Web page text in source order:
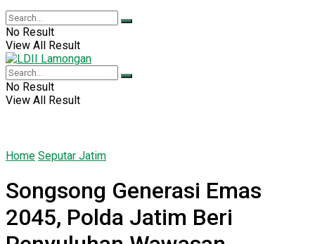
No Result
View All Result
No Result
View All Result
Home Seputar Jatim
Songsong Generasi Emas
2045, Polda Jatim Beri